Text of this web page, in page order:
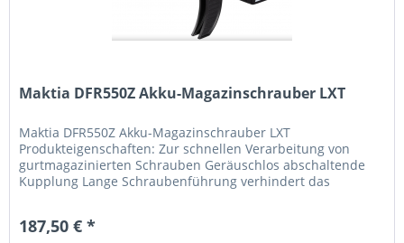
Maktia DFR550Z Akku-Magazinschrauber LXT
Maktia DFR550Z Akku-Magazinschrauber LXT
Produkteigenschaften: Zur schnellen Verarbeitung von
gurtmagazinierten Schrauben Geräuschlos abschaltende
Kupplung Lange Schraubenführung verhindert das
187,50 € *